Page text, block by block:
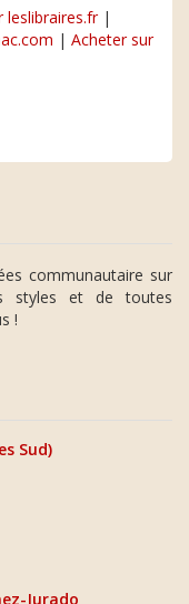
leslibraires.fr|
| Acheter sur
communautaire sur
styles et de toutes
!
Sud)
Jurado